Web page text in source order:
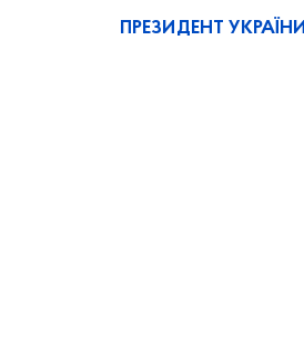
ПРЕЗИДЕНТ УКРАЇНИ